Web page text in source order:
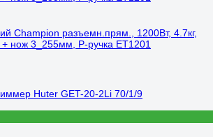
Champion разъемн.прям., 1200Вт, 4.7кг,
нож 3_255мм, P-ручка ET1201